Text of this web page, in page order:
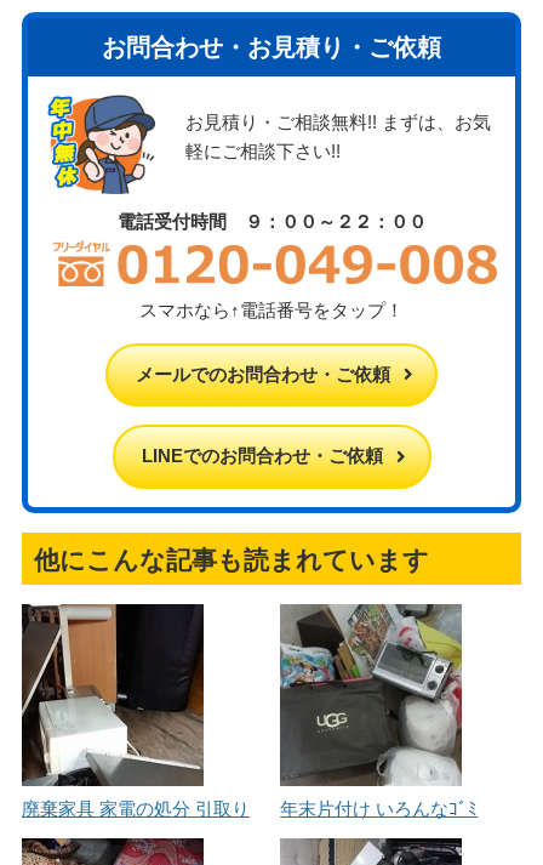
お問合わせ・お見積り・ご依頼
お見積り・ご相談無料!! まずは、お気
軽にご相談下さい!!
電話受付時間 ９：００～２２：００
スマホなら↑電話番号をタップ！
メールでのお問合わせ・ご依頼
LINEでのお問合わせ・ご依頼
他にこんな記事も読まれています
廃棄家具 家電の処分 引取り 年末片付け いろんなｺﾞﾐ